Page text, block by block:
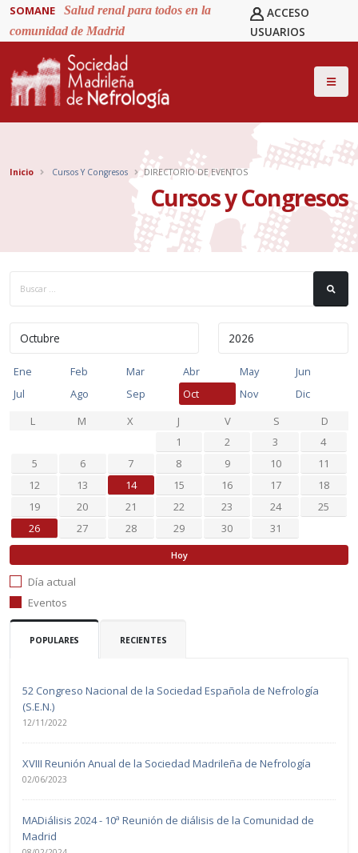
SOMANE
Salud renal para todos en la
comunidad de Madrid
ACCESO
USUARIOS
Inicio Cursos Y Congresos DIRECTORIO DE EVENTOS
Cursos y Congresos
Ene Feb Mar Abr May
Jun
Jul
Ago Sep Oct Nov
Dic
L
M X J V S
D
1
2 3
4
5
6 7 8 9 10
11
12
13 14 15 16 17
18
19
20 21 22 23 24
25
26
27 28 29 30 31
Hoy
Día actual
Eventos
POPULARES RECIENTES
52 Congreso Nacional de la Sociedad Española de Nefrología
(S.E.N.)
12/11/2022
XVIII Reunión Anual de la Sociedad Madrileña de Nefrología
02/06/2023
MADiálisis 2024 - 10ª Reunión de diálisis de la Comunidad de
Madrid